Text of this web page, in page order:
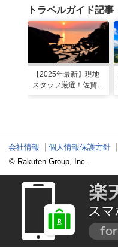
トラベルガイド記事
【2025年最新】現地
スタッフ厳選！佐賀県
会社情報 個人情報保護方針
© Rakuten Group, Inc.